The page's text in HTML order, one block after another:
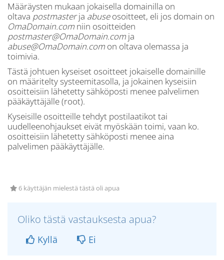
Määräysten mukaan jokaisella domainilla on
oltava postmasterja abuseosoitteet, eli jos domain on
OmaDomain.com niin osoitteiden
postmaster@OmaDomain.com ja
abuse@OmaDomain.com on oltava olemassa ja
toimivia.
Tästä johtuen kyseiset osoitteet jokaiselle domainille
on määritelty systeemitasolla, ja jokainen kyseisiin
osoitteisiin lähetetty sähköposti menee palvelimen
pääkäyttäjälle (root).
Kyseisille osoitteille tehdyt postilaatikot tai
uudelleenohjaukset eivät myöskään toimi, vaan ko.
osoitteisiin lähetetty sähköposti menee aina
palvelimen pääkäyttäjälle.
6 käyttäjän mielestä tästä oli apua
Oliko tästä vastauksesta apua?
Kyllä Ei